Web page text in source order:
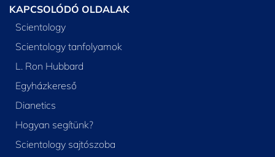
KAPCSOLÓDÓ OLDALAK
Scientology
Scientology tanfolyamok
L. Ron Hubbard
Egyházkereső
Dianetics
Hogyan segítünk?
Scientology sajtószoba